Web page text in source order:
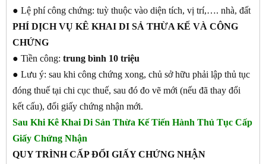
● Lệ phí công chứng: tuỳ thuộc vào diện tích, vị trí,…. nhà, đất
PHÍ DỊCH VỤ KÊ KHAI DI SẢ THỪA KẾ VÀ CÔNG
CHỨNG
● Tiền công: trung bình 10 triệu
● Lưu ý: sau khi công chứng xong, chủ sở hữu phải lập thủ tục
đóng thuế tại chi cục thuế, sau đó đo vẽ mới (nếu đã thay đổi
kết cấu), đổi giấy chứng nhận mới.
Sau Khi Kê Khai Di Sản Thừa Kế Tiến Hành Thủ Tục Cấp
Giấy Chứng Nhận
QUY TRÌNH CẤP ĐỔI GIẤY CHỨNG NHẬN